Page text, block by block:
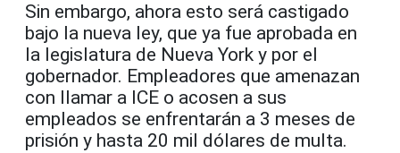
Sin embargo, ahora esto será castigado
bajo la nueva ley, que ya fue aprobada en
la legislatura de Nueva York y por el
gobernador. Empleadores que amenazan
con llamar a ICE o acosen a sus
empleados se enfrentarán a 3 meses de
prisión y hasta 20 mil dólares de multa.